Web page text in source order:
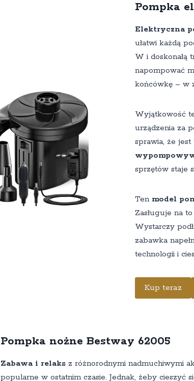
Pompka
Elektryczna
ułatwi każdą
W i doskonałą
napompować
końcówkę – w
Wyjątkowość
urządzenia za
sprawia, że
sprzętów staje
Ten model
Zasługuje na
Wystarczy
zabawka
technologii i
Kup teraz
Pompka nożne Bestway 62005
Zabawa i relaks z różnorodnymi nadmuchiwymi
popularne w ostatnim czasie. Jednak, żeby cieszyć